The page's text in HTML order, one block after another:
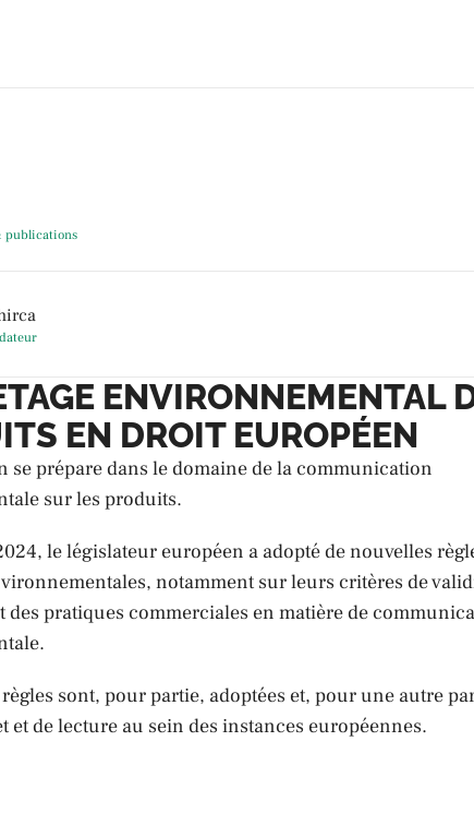
publications
ENVIRONNEMENTAL
EN DROIT EUROPÉEN
se prépare dans le domaine de la communication
sur les produits.
le législateur européen a adopté de nouvelles
notamment sur leurs critères de
des pratiques commerciales en matière de
sont, pour partie, adoptées et, pour une autre
et de lecture au sein des instances européennes.